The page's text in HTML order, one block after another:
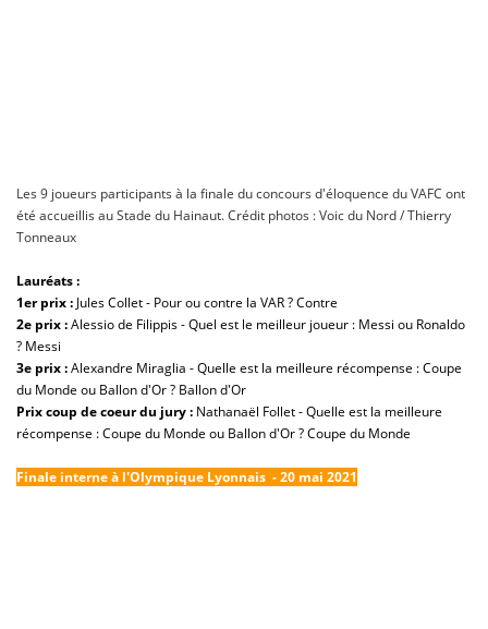
Les 9 joueurs participants à la finale du concours d'éloquence du VAFC ont
été accueillis au Stade du Hainaut. Crédit photos : Voic du Nord / Thierry
Tonneaux
Lauréats :
1er prix : Jules Collet - Pour ou contre la VAR ? Contre
2e prix:Alessio de Filippis - Quel est le meilleur joueur : Messi ou Ronaldo
? Messi
3e prix :Alexandre Miraglia - Quelle est la meilleure récompense : Coupe
du Monde ou Ballon d'Or ? Ballon d'Or
Prix coup de coeur du jury : Nathanaël Follet - Quelle est la meilleure
récompense : Coupe du Monde ou Ballon d'Or ? Coupe du Monde
Finale interne à l'Olympique Lyonnais - 20 mai 2021